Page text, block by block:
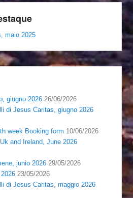
maio 2025
giugno 2026 26/06/2026
di Jesus Caritas, giugno 2026
week Booking form 10/06/2026
and Ireland, June 2026
junio 2026 29/05/2026
23/05/2026
di Jesus Caritas, maggio 2026